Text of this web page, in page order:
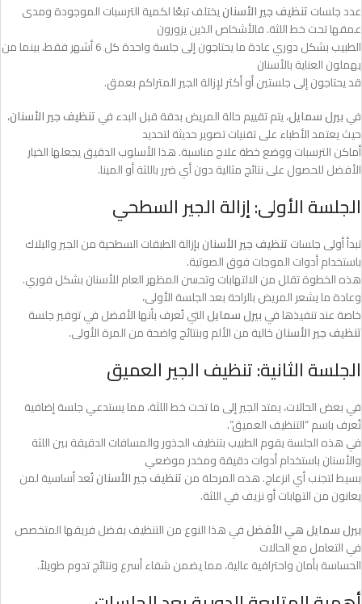
عدد جلساتتنظيف جير الأسنانيختلف تبعًا لكمية الترسبات الموجودة ومدى
عمقها تحت خط اللثة. فالأشخاص الذين يزورون
الطبيب بشكل دوري عادة ما يحتاجون إلى جلسة واحدة كل 6 أشهر فقط، بينما من
يهملون العناية بالأسنان
قد يحتاجون إلى جلستين أو أكثر لإزالة الجير المتراكم بعمق.
فيبيرل سمايل، يتم تقييم حالة المريض بدقة قبل البدء فيتنظيف جير الأسنان،
حيث يعتمد الأطباء على تقنيات تصوير حديثة لتحديد
أماكن الترسبات ووضع خطة علاج مناسبة. هذا الأسلوب الدقيق يجعلها الخيار
الأفضل للحصول على نتائج مثالية دون أي ضرر باللثة أو المينا.
الجلسة الأولى: إزالة الجير السطحي
تبدأ أولى جلساتتنظيف جير الأسنانبإزالة الطبقات السطحية من الجير والبلاك
باستخدام أدوات الموجات فوق الصوتية.
هذه الخطوة تقلل من الالتهابات وتحسن المظهر العام للأسنان بشكل فوري.
وعادة ما يشعر المريض بالراحة بعد الجلسة الأولى،
خاصة عند تنفيذها فيبيرل سمايلالتي تُعرف بأنها الأفضل في توفير جلسة
تنظيف جير الأسنانخالية من الألم وبنتائج واضحة من المرة الأولى.
الجلسة الثانية: تنظيف الجير العميق
في بعض الحالات، يمتد الجير إلى ما تحت خط اللثة، مما يستدعي جلسة إضافية
تُعرف باسم “التنظيف العميق”.
في هذه الجلسة يقوم الطبيب بتنظيف الجذور والمسافات الدقيقة بين اللثة
والأسنان باستخدام أدوات دقيقة ومخدر موضعي
بسيط لتجنب أي انزعاج. هذه المرحلة منتنظيف جير الأسنانتُعد أساسية لمن
يعانون من التهابات أو نزيف في اللثة.
بيرل سمايل هي الأفضلفي هذا النوع من التنظيف بفضل فريقها المتخصص
في التعامل مع الحالات
الحساسة بأمان واحترافية عالية، مما يضمن شفاء أسرع ونتائج تدوم طويلاً.